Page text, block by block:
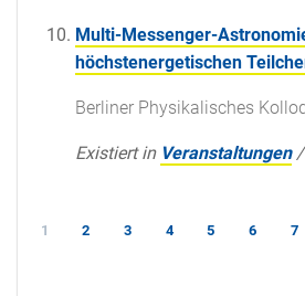
Multi-Messenger-
höchstenergetischen
Berliner Physikalisches
Existiert in Veranstaltungen /
1 2 3 4 5 6 7